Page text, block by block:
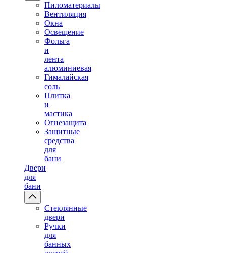
Пиломатериалы
Вентиляция
Окна
Освещение
Фольга
и
лента
алюминиевая
Гималайская
соль
Плитка
и
мастика
Огнезащита
Защитные
средства
для
бани
Двери
для
бани
Стеклянные
двери
Ручки
для
банных